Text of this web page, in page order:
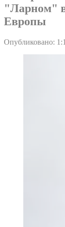
"Ларном"
Европы
Опубликовано: